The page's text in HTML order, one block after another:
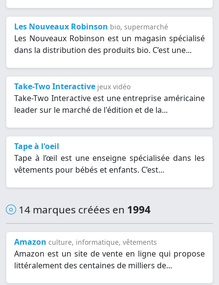
Les Nouveaux Robinson bio, supermarché
Les Nouveaux Robinson est un magasin spécialisé
dans la distribution des produits bio. C’est une...
Take-Two Interactive jeux vidéo
Take-Two Interactive est une entreprise américaine
leader sur le marché de l'édition et de la...
Tape à l'oeil
Tape à l’œil est une enseigne spécialisée dans les
vêtements pour bébés et enfants. C’est...
14 marques créées en 1994
Amazon culture, informatique, vêtements
Amazon est un site de vente en ligne qui propose
littéralement des centaines de milliers de...